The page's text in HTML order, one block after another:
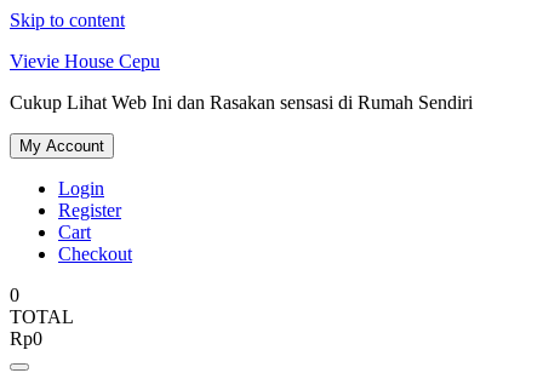
Skip to content
Vievie House Cepu
Cukup Lihat Web Ini dan Rasakan sensasi di Rumah Sendiri
My Account
Login
Register
Cart
Checkout
0
TOTAL
Rp0